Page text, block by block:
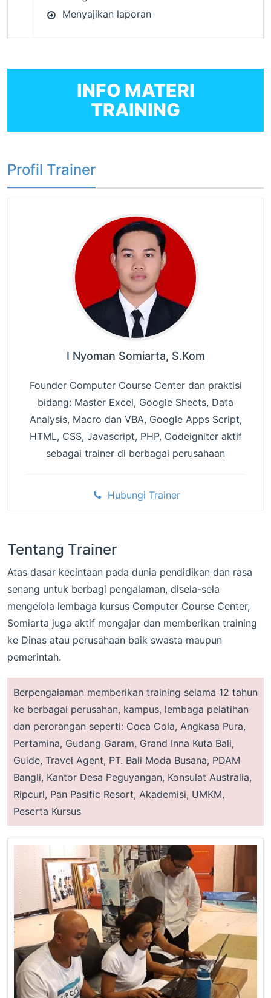
Menyajikan laporan
INFO MATERI
TRAINING
Profil Trainer
I Nyoman Somiarta, S.Kom
Founder Computer Course Center dan praktisi
bidang: Master Excel, Google Sheets, Data
Analysis, Macro dan VBA, Google Apps Script,
HTML, CSS, Javascript, PHP, Codeigniter aktif
sebagai trainer di berbagai perusahaan
Hubungi Trainer
Tentang Trainer
Atas dasar kecintaan pada dunia pendidikan dan rasa
senang untuk berbagi pengalaman, disela-sela
mengelola lembaga kursus Computer Course Center,
Somiarta juga aktif mengajar dan memberikan training
ke Dinas atau perusahaan baik swasta maupun
pemerintah.
Berpengalaman memberikan training selama 12 tahun
ke berbagai perusahan, kampus, lembaga pelatihan
dan perorangan seperti: Coca Cola, Angkasa Pura,
Pertamina, Gudang Garam, Grand Inna Kuta Bali,
Guide, Travel Agent, PT. Bali Moda Busana, PDAM
Bangli, Kantor Desa Peguyangan, Konsulat Australia,
Ripcurl, Pan Pasific Resort, Akademisi, UMKM,
Peserta Kursus